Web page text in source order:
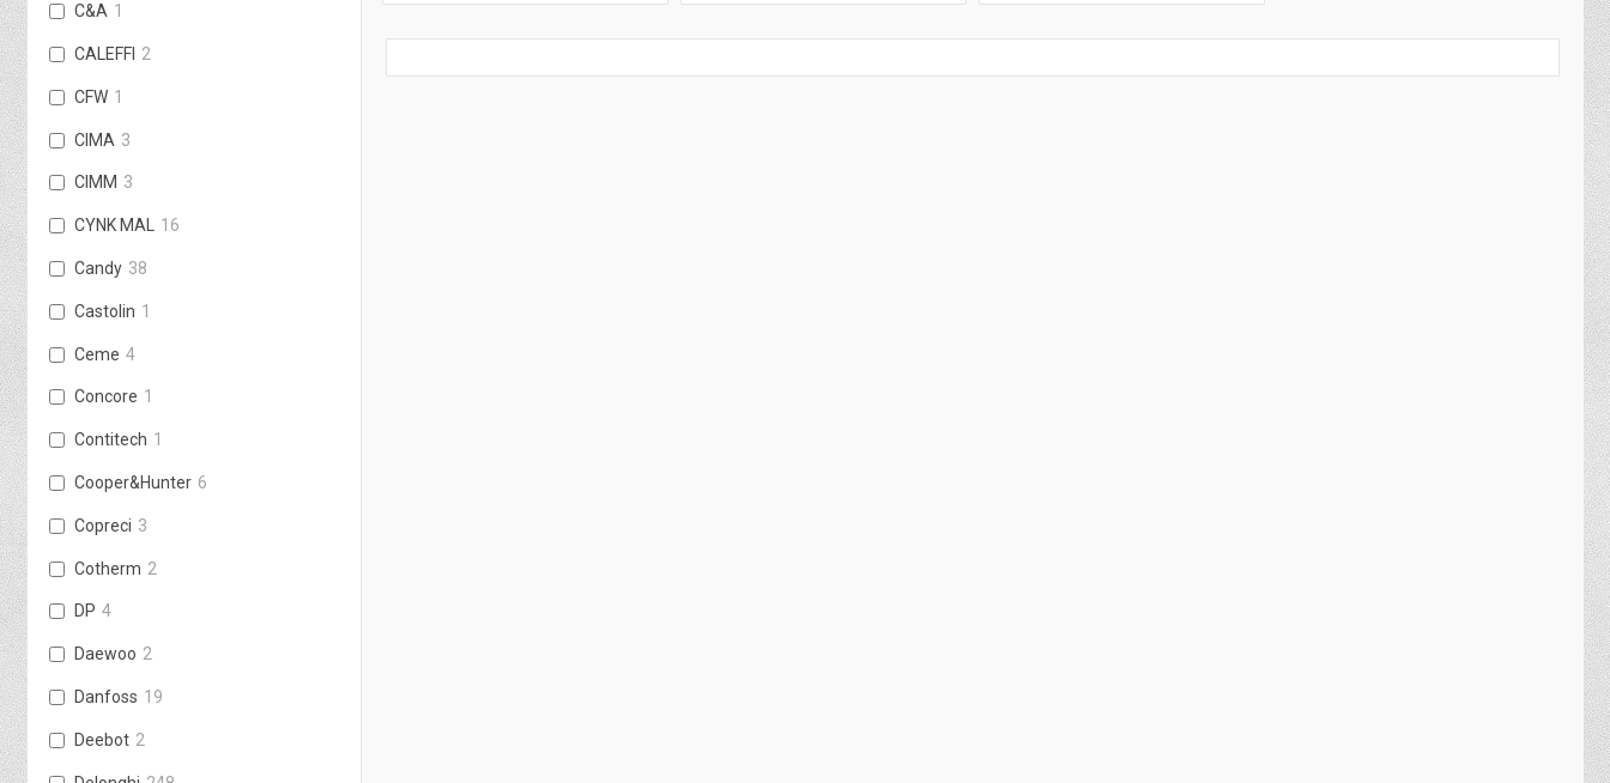
C&A 1
CALEFFI 2
CFW 1
CIMA 3
CIMM 3
CYNK MAL 16
Candy 38
Castolin 1
Ceme 4
Concore 1
Contitech 1
Cooper&Hunter 6
Copreci 3
Cotherm 2
DP 4
Daewoo 2
Danfoss 19
Deebot 2